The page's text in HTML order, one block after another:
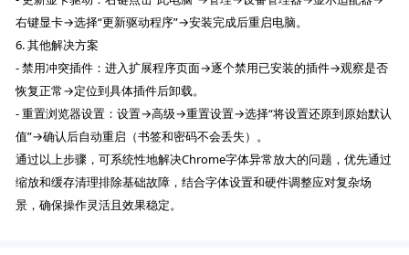
右键显卡→选择“更新驱动程序”→安装完成后重启电脑。
6. 其他解决方案
- 禁用冲突插件：进入扩展程序页面→逐个禁用已安装的插件→观察是否
恢复正常→定位到具体插件后卸载。
- 重置浏览器设置：设置→高级→重置设置→选择“将设置还原到原始默认
值”→确认后自动重启（书签和密码不会丢失）。
通过以上步骤，可系统性地解决Chrome字体异常放大的问题，优先通过
缩放和缓存清理排除基础故障，结合字体设置和硬件调整应对复杂场
景，确保操作灵活且效果稳定。